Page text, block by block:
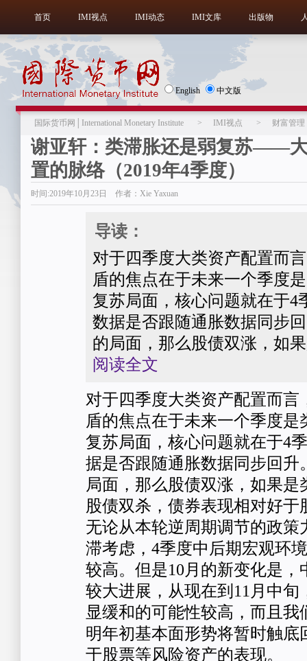
首页 IMI视点 IMI动态 IMI文库 出版物
English 中文版
国际货币网│International Monetary Institute > IMI视点 > 财富管理
谢亚轩：类滞胀还是弱复苏——
置的脉络（2019年4季度）
时间:2019年10月23日 作者：Xie Yaxuan
导读：
对于四季度大类资产配置而
盾的焦点在于未来一个季度
复苏局面，核心问题就在于4
数据是否跟随通胀数据同步
的局面，那么股债双涨，如
阅读全文
对于四季度大类资产配置而言
盾的焦点在于未来一个季度是
复苏局面，核心问题就在于4
据是否跟随通胀数据同步回升
局面，那么股债双涨，如果是
股债双杀，债券表现相对好于
无论从本轮逆周期调节的政策
滞考虑，4季度中后期宏观环
较高。但是10月的新变化是，
较大进展，从现在到11月中旬
显缓和的可能性较高，而且我
明年初基本面形势将暂时触底
于股票等风险资产的表现。